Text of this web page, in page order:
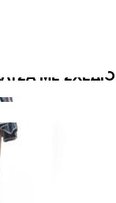
ΜΕ ΣΧΕΔΙΟ